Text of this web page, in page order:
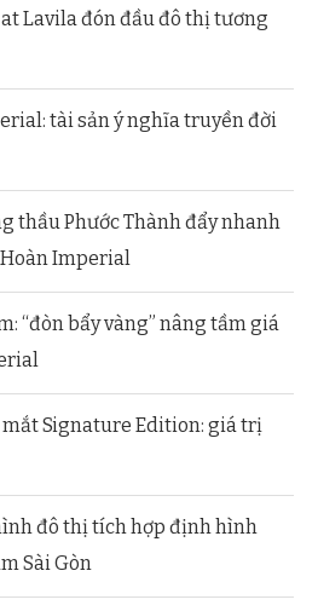
Lavila đón đầu đô thị tương
tài sản ý nghĩa truyền đời
thầu Phước Thành đẩy nhanh
Imperial
“đòn bẩy vàng” nâng tầm giá
Signature Edition: giá trị
đô thị tích hợp định hình
Sài Gòn